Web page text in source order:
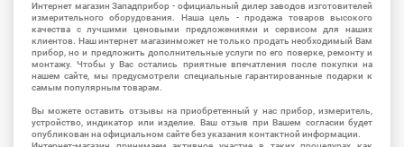
Интернет магазин Западприбор - официальный дилер заводов изготовителей
измерительного оборудования. Наша цель - продажа товаров высокого
качества с лучшими ценовыми предложениями и сервисом для наших
клиентов. Наш интернет магазинможет не только продать необходимый Вам
прибор, но и предложить дополнительные услуги по его поверке, ремонту и
монтажу. Чтобы у Вас остались приятные впечатления после покупки на
нашем сайте, мы предусмотрели специальные гарантированные подарки к
самым популярным товарам.
Вы можете оставить отзывы на приобретенный у нас прибор, измеритель,
устройство, индикатор или изделие. Ваш отзыв при Вашем согласии будет
опубликован на официальном сайте без указания контактной информации.